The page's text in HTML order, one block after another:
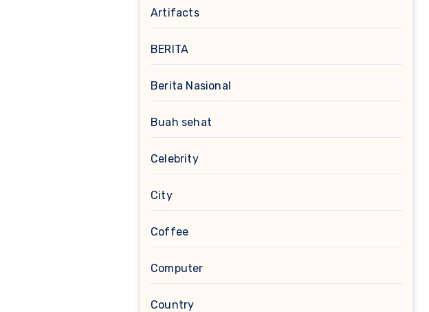
Artifacts
BERITA
Berita Nasional
Buah sehat
Celebrity
City
Coffee
Computer
Country